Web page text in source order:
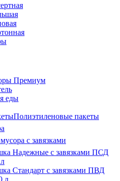
Премиум
еды
Полиэтиленовые пакеты
с завязками
Надежные с завязками ПСД
Стандарт с завязками ПВД
л